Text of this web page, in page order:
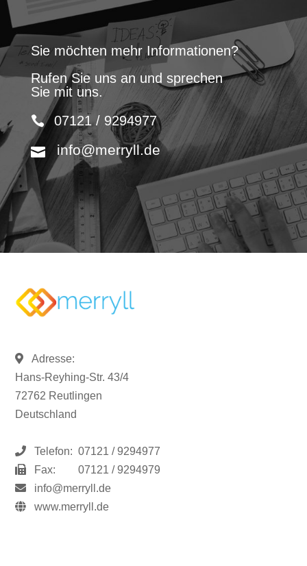
Sie möchten mehr Informationen?
Rufen Sie uns an und sprechen
Sie mit uns.
07121 / 9294977
info@merryll.de
Adresse:
Hans-Reyhing-Str. 43/4
72762 Reutlingen
Deutschland
Telefon: 07121 / 9294977
Fax:
07121 / 9294979
info@merryll.de
www.merryll.de